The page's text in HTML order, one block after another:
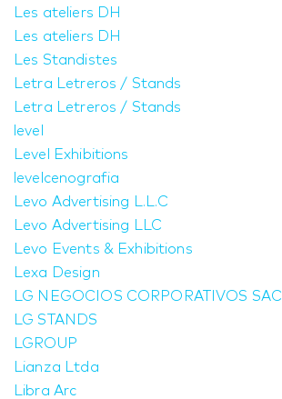
Les ateliers DH
Les ateliers DH
Les Standistes
Letra Letreros / Stands
Letra Letreros / Stands
level
Level Exhibitions
levelcenografia
Levo Advertising L.L.C
Levo Advertising LLC
Levo Events & Exhibitions
Lexa Design
LG NEGOCIOS CORPORATIVOS SAC
LG STANDS
LGROUP
Lianza Ltda
Libra Arc